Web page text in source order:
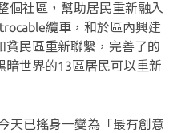
個社區，幫助居民重新融入
纜車，和於區內興建
貧民區重新聯繫，完善了的
暗世界的13區居民可以重新
天已搖身一變為「最有創意